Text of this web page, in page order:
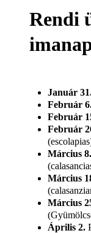
Rendi
Január
Február
Február
Február
Március 8.
Március
Március
Április 2.